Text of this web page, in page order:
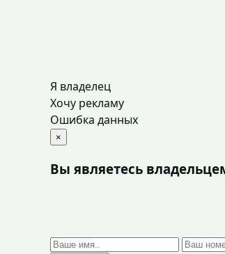
Я владелец
Хочу рекламу
Ошибка данных
×
Вы являетесь